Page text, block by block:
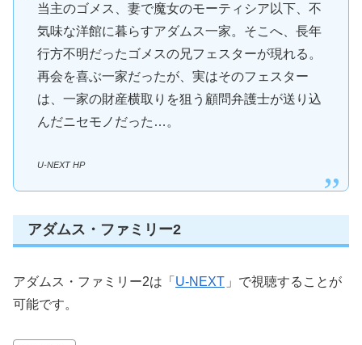
当主のゴメス、妻で魔女のモーティシア以下、不
気味な洋館に暮らすアダムス一家。そこへ、長年
行方不明だったゴメスの兄フェスターが現れる。
再会を喜ぶ一家だったが、実はそのフェスター
は、一家の財産横取りを狙う顧問弁護士が送り込
んだニセモノだった…。
U-NEXT HP
アダムス・ファミリー2
アダムス・ファミリー2は「 U-NEXT 」で視聴することが
可能です。